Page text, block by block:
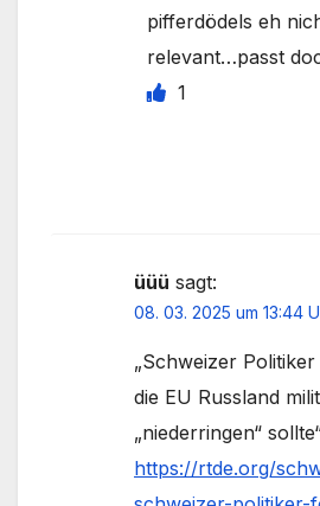
pifferdödels eh
relevant…passt
1
üüü sagt:
08. 03. 2025 um 13:44
„Schweizer
die EU Russland
„niederringen“
https://rtde.org/